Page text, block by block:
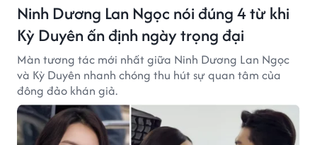
Ninh Dương Lan Ngọc nói đúng 4 từ khi
Kỳ Duyên ấn định ngày trọng đại
Màn tương tác mới nhất giữa Ninh Dương Lan Ngọc
và Kỳ Duyên nhanh chóng thu hút sự quan tâm của
đông đảo khán giả.